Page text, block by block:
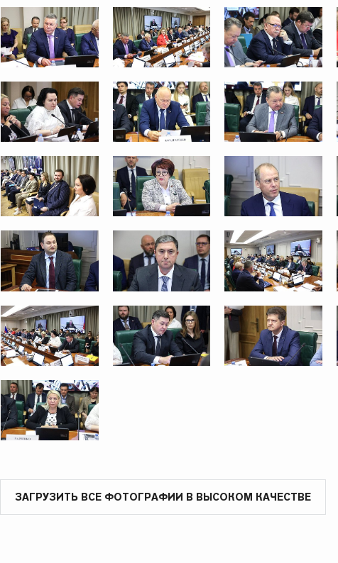
ЗАГРУЗИТЬ ВСЕ ФОТОГРАФИИ В ВЫСОКОМ КАЧЕСТВЕ